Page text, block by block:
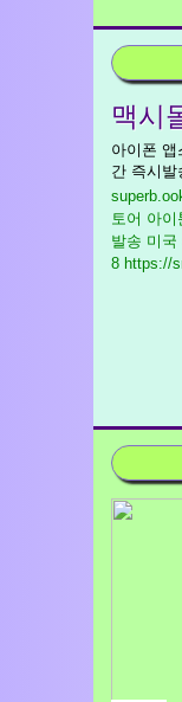
맥시
아이폰 앱
간 즉시발
토어 아이
발송 미국
8 https://